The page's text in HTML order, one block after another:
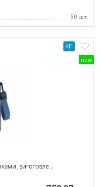
50 шт.
new
виготовле...
КП